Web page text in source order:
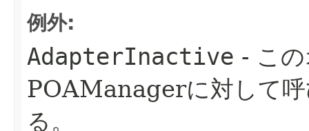
例外:
AdapterInactive - こ
POAManagerに対して
る。